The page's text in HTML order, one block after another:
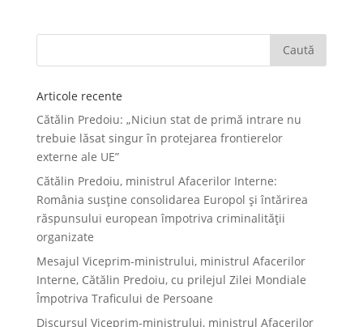
Articole recente
Cătălin Predoiu: „Niciun stat de primă intrare nu
trebuie lăsat singur în protejarea frontierelor
externe ale UE”
Cătălin Predoiu, ministrul Afacerilor Interne:
România susține consolidarea Europol și întărirea
răspunsului european împotriva criminalității
organizate
Mesajul Viceprim-ministrului, ministrul Afacerilor
Interne, Cătălin Predoiu, cu prilejul Zilei Mondiale
Împotriva Traficului de Persoane
Discursul Viceprim-ministrului, ministrul Afacerilor